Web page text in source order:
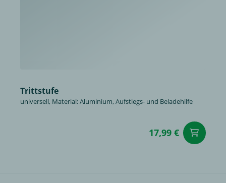
Trittstufe
universell, Material: Aluminium, Aufstiegs- und Beladehilfe
17,99 €